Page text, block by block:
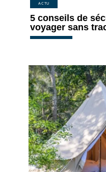
ACTU
5 conseils de
voyager sans